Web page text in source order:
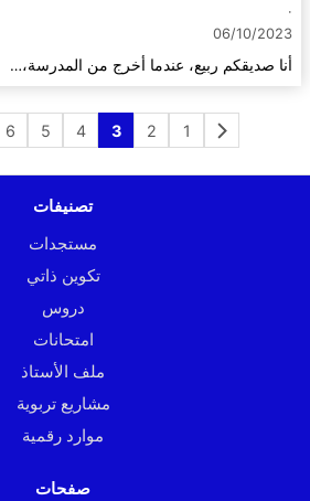
·
06/10/2023
أنا صديقكم ربيع، عندما أخرج من المدرسة،…
1
2
3
4
5
6
تصنيفات
مستجدات
تكوين ذاتي
دروس
امتحانات
ملف الأستاذ
مشاريع تربوية
موارد رقمية
صفحات